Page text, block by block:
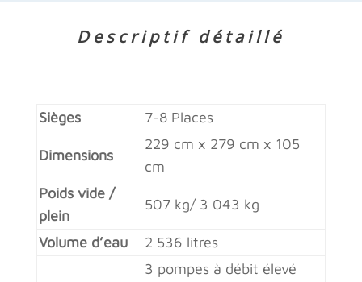
Descriptif détaillé
Sièges 7-8 Places
Dimensions
229 cm x 279 cm x 105
cm
Poids vide /
plein
507 kg/ 3 043 kg
Volume d’eau 2 536 litres
3 pompes à débit élevé